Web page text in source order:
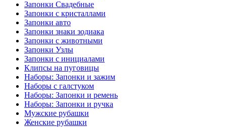
Запонки Свадебные
Запонки с кристаллами
Запонки авто
Запонки знаки зодиака
Запонки с животными
Запонки Узлы
Запонки с инициалами
Клипсы на пуговицы
Наборы: Запонки и зажим
Наборы с галстуком
Наборы: Запонки и ремень
Наборы: Запонки и ручка
Мужские рубашки
Женские рубашки